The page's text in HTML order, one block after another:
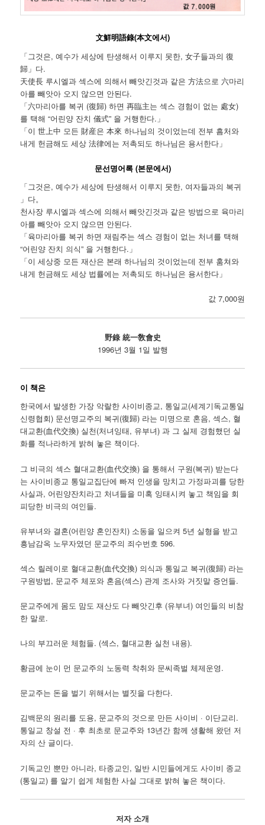
文鮮明語錄(本文에서)
「그것은, 예수가 세상에 탄생해서 이루지 못한, 女子들과의 復
歸」다.
天使長 루시엘과 섹스에 의해서 빼앗긴것과 같은 方法으로 六마리
아를 빼앗아 오지 않으면 안된다.
「六마리아를 복귀 (復歸) 하면 再臨主는 섹스 경험이 없는 處女)
를 택해 “어린양 잔치 儀式” 을 거행한다.」
「이 世上中 모든 財産은 本來 하나님의 것이었는데 전부 흠처와
내게 헌금해도 세상 法律에는 저촉되도 하나님은 용서한다」
문선명어록 (본문에서)
「그것은, 예수가 세상에 탄생해서 이루지 못한, 여자들과의 복귀
」다。
천사장 루시엘과 섹스에 의해서 빼앗긴것과 같은 방법으로 육마리
아를 빼앗아 오지 않으면 안된다.
「육마리아를 복귀 하면 재림주는 섹스 경험이 없는 처녀를 택해
“어린양 잔치 의식” 을 거행한다.」
「이 세상중 모든 재산은 본래 하나님의 것이었는데 전부 훔쳐와
내게 헌금해도 세상 법률에는 저촉되도 하나님은 용서한다」
값 7,000원
野錄 統一敎會史
1996년 3월 1일 발행
이 책은
한국에서 발생한 가장 악랄한 사이비종교, 통일교(세계기독교통일
신령협회) 문선명교주의 복귀(復歸) 라는 미명으로 혼음, 섹스, 혈
대교환(血代交換) 실천(처녀잉태, 유부녀) 과 그 실제 경험했던 실
화를 적나라하게 밝혀 놓은 책이다.
그 비극의 섹스 혈대교환(血代交換) 을 통해서 구원(복귀) 받는다
는 사이비종교 통일교집단에 빠져 인생을 망치고 가정파괴를 당한
사실과, 어린양잔치라고 처녀들을 미혹 잉태시켜 놓고 책임을 회
피당한 비극의 여인들.
유부녀와 결혼(어린양 혼인잔치) 소동을 일으켜 5년 실형을 받고
흥남감옥 노무자였던 문교주의 죄수번호 596.
섹스 릴레이로 혈대교환(血代交換) 의식과 통일교 복귀(復歸) 라는
구원방법, 문교주 체포와 혼음(섹스) 관계 조사와 거짓말 증언들.
문교주에게 몸도 맘도 재산도 다 빼앗긴후 (유부녀) 여인들의 비참
한 말로.
나의 부끄러운 체험들. (섹스, 혈대교환 실천 내용).
황금에 눈이 먼 문교주의 노동력 착취와 문씨족벌 체제운영.
문교주는 돈을 벌기 위해서는 별짓을 다한다.
김백문의 원리를 도용, 문교주의 것으로 만든 사이비 · 이단교리.
통일교 창설 전 · 후 최초로 문교주와 13년간 함께 생활해 왔던 저
자의 산 글이다.
기독교인 뿐만 아니라, 타종교인, 일반 시민들에게도 사이비 종교
(통일교) 를 알기 쉽게 체험한 사실 그대로 밝혀 놓은 책이다.
저자 소개